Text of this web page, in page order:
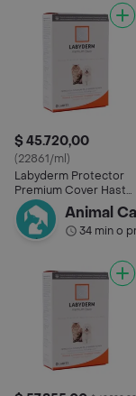
$ 45.720,00
(22861/ml)
Labyderm Protector
Premium Cover Hasta
20 Kg
Animal
34 min o